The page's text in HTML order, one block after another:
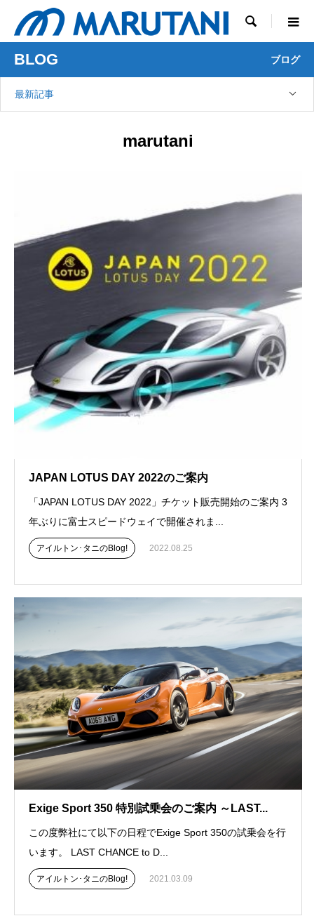

BLOG ブログ
最新記事
marutani
JAPAN LOTUS DAY 2022のご案内
「JAPAN LOTUS DAY 2022」チケット販売開始のご案内 3
年ぶりに富士スピードウェイで開催されま...
アイルトン･タニのBlog! 2022.08.25
Exige Sport 350 特別試乗会のご案内 ～LAST...
この度弊社にて以下の日程でExige Sport 350の試乗会を行
います。 LAST CHANCE to D...
アイルトン･タニのBlog! 2021.03.09